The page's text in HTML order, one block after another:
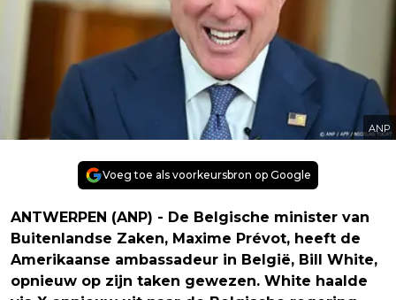
ANP
Voeg toe als voorkeursbron op Google
ANTWERPEN (ANP) - De Belgische minister van
Buitenlandse Zaken, Maxime Prévot, heeft de
Amerikaanse ambassadeur in België, Bill White,
opnieuw op zijn taken gewezen. White haalde